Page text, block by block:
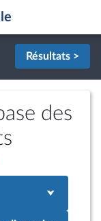
Résultats >
des